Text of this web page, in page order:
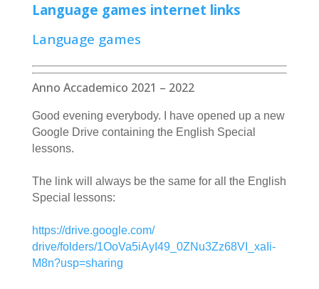
Language games internet links
Language games
Anno Accademico 2021 – 2022
Good evening everybody.
I have opened up a new
Google Drive containing the English Special
lessons.
The link will always be the same for all the English
Special lessons:
https://drive.google.com/
drive/folders/1OoVa5iAyI49_ 0ZNu3Zz68VI_xaIi-
M8n?usp=sharing